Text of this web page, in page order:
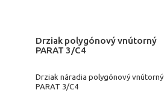
Drziak polygónový vnútorný
PARAT 3/C4
Drziak náradia polygónový vnútorný
PARAT 3/C4